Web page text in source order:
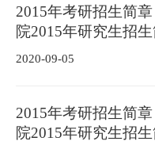
2015年考研招生简
院2015年研究生招
2020-09-05
2015年考研招生简
院2015年研究生招